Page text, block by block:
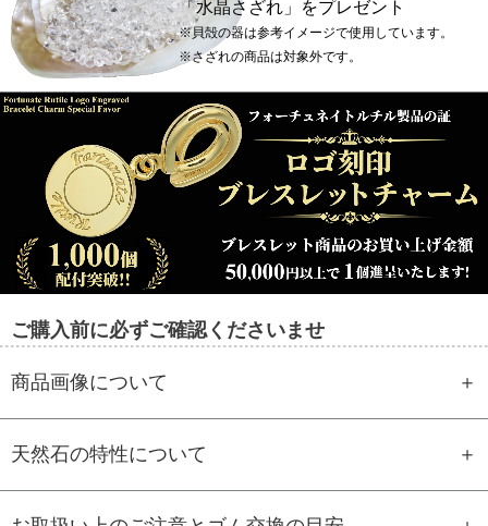
「水晶さざれ」をプレゼント
※貝殻の器は参考イメージで使用しています。
※さざれの商品は対象外です。
ご購入前に必ずご確認くださいませ
商品画像について
天然石の特性について